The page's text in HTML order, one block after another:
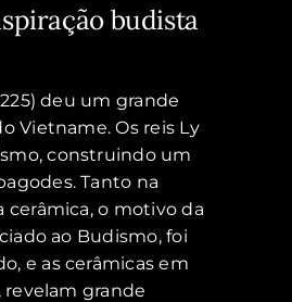
budista
deu um grande
Vietname. Os reis Ly
construindo um
Tanto na
o motivo da
ao Budismo, foi
e as cerâmicas em
revelam grande